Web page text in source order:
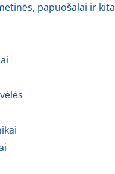
papuošalai ir kita